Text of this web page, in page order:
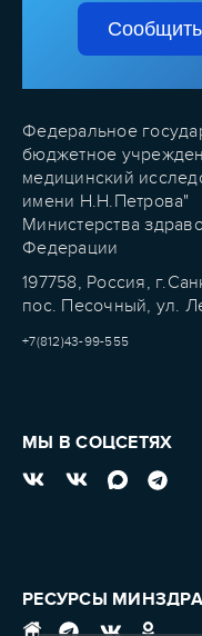
Федеральное
бюджетное
медицинский
имени Н.Н.Петрова"
Министерства
Федерации
197758, Россия,
пос. Песочный, ул.
+7(812)43-99-555
МЫ В СОЦСЕТЯХ
РЕСУРСЫ